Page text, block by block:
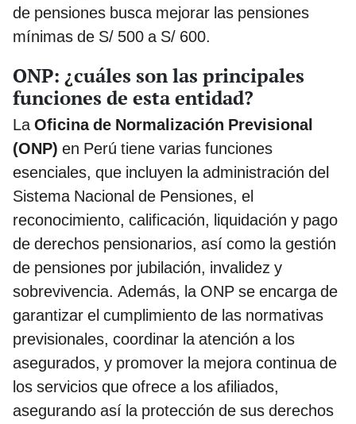
de pensiones busca mejorar las pensiones
mínimas de S/ 500 a S/ 600.
ONP: ¿cuáles son las principales
funciones de esta entidad?
LaOficina de Normalización Previsional
(ONP) en Perú tiene varias funciones
esenciales, que incluyen la administración del
Sistema Nacional de Pensiones, el
reconocimiento, calificación, liquidación y pago
de derechos pensionarios, así como la gestión
de pensiones por jubilación, invalidez y
sobrevivencia. Además, la ONP se encarga de
garantizar el cumplimiento de las normativas
previsionales, coordinar la atención a los
asegurados, y promover la mejora continua de
los servicios que ofrece a los afiliados,
asegurando así la protección de sus derechos